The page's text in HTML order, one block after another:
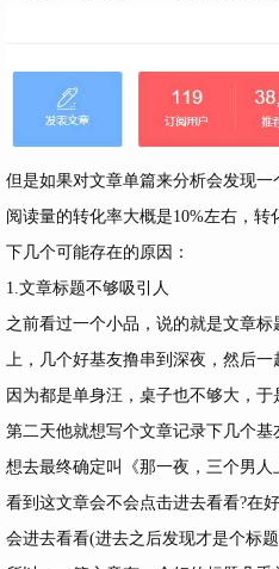
但是如果对文章单篇来分析会发现
阅读量的转化率大概是10%左右，
下几个可能存在的原因：
1.文章标题不够吸引人
之前看过一个小品，说的就是文章
上，几个好基友撸串到深夜，然后
因为都是单身汪，桌子也不够大，于
第二天他就想写个文章记录下几个
想去最终确定叫《那一夜，三个男
看到这文章会不会点击进去看看?在
会进去看看(进去之后发现才是个标题